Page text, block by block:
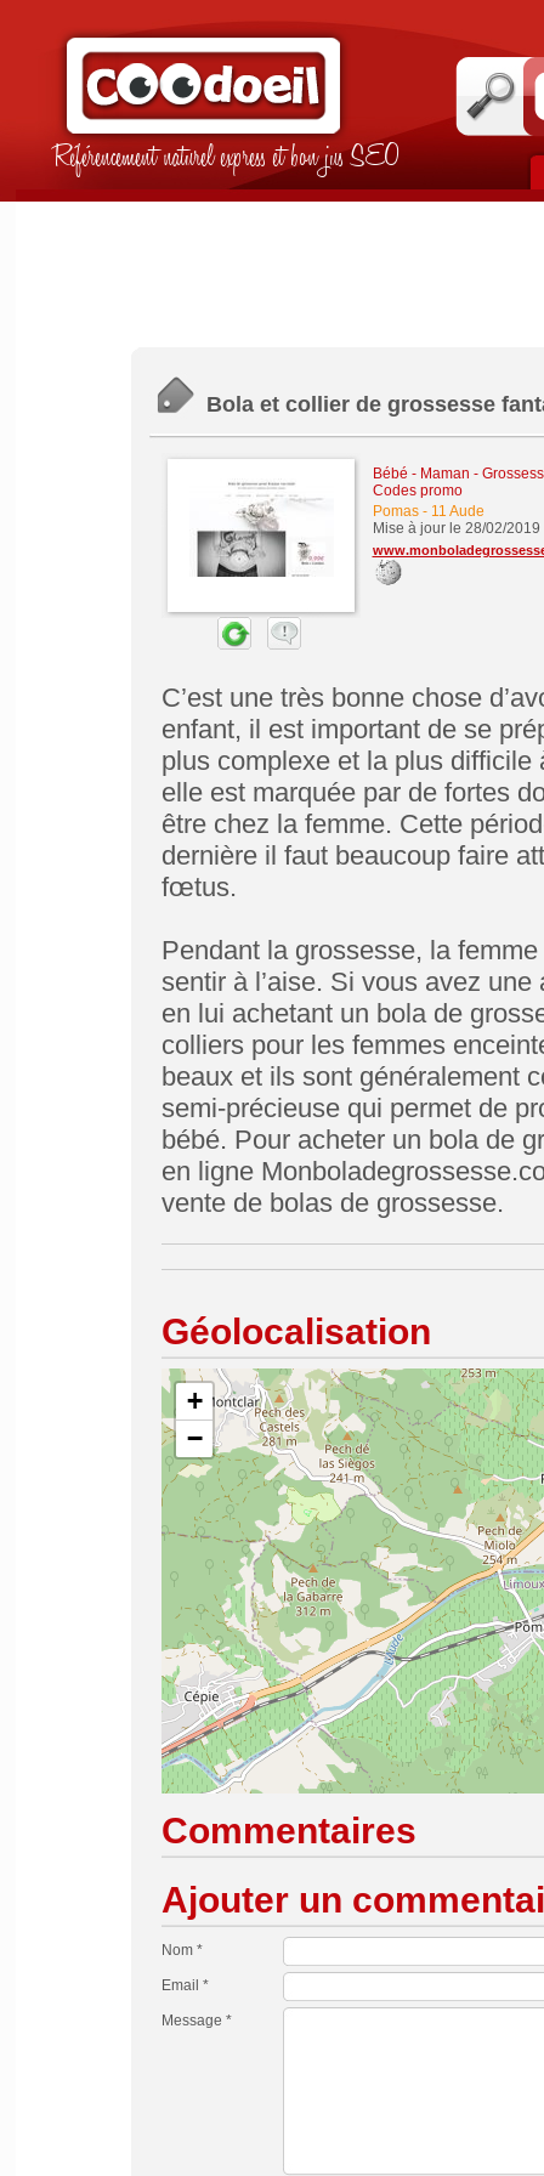
Référencement naturel express et bon jus SEO
Bola et collier de grossesse
Bébé - Maman -
Codes promo
Pomas- 11 Aude
Mise à jour le 28/02/2019
C’est une très bonne chose
enfant, il est important de se
plus complexe et la plus
elle est marquée par de fortes
être chez la femme. Cette
dernière il faut beaucoup faire
fœtus.
Pendant la grossesse, la
sentir à l’aise. Si vous avez
en lui achetant un bola de
colliers pour les femmes
beaux et ils sont généralement
semi-précieuse qui permet de
bébé. Pour acheter un bola de
en ligne
vente de bolas de grossesse.
Géolocalisation
+
−
Commentaires
Ajouter un
Nom *
Email *
Message *